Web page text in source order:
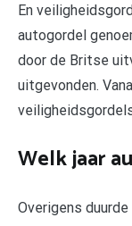
En
autogordel
door de Britse
uitgevonden.
Welk jaar
Overigens